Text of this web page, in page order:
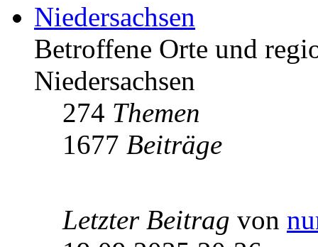
Niedersachsen
Betroffene Orte und
Niedersachsen
274 Themen
1677 Beiträge
Letzter Beitrag von